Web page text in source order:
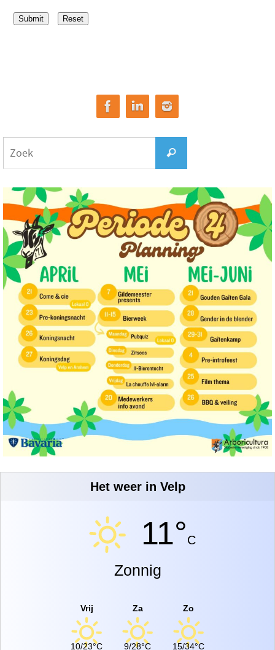
Submit Reset
Het weer in Velp
11°C
Zonnig
Vrij
10/23°C
Za
9/28°C
Zo
15/34°C